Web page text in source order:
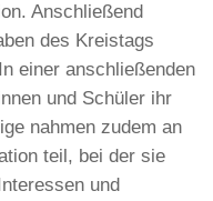
Anschließend
des Kreistags
einer anschließenden
und Schüler ihr
nahmen zudem an
teil, bei der sie
und